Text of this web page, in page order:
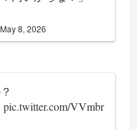
May 8, 2026
pic.twitter.com/VVmbr